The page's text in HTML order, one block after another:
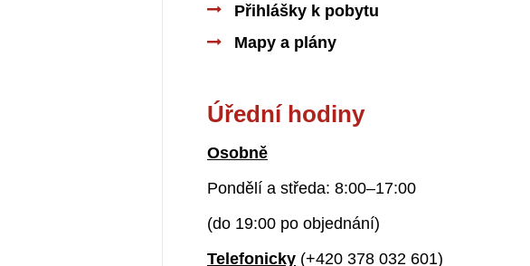
Přihlášky k pobytu
Mapy a plány
Úřední hodiny
Osobně
Pondělí a středa: 8:00–17:00
(do 19:00 po objednání)
Telefonicky(+420 378 032 601)